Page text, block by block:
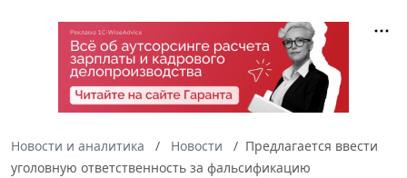
Новости и аналитика Новости
Предлагается ввести
уголовную ответственность за фальсификацию